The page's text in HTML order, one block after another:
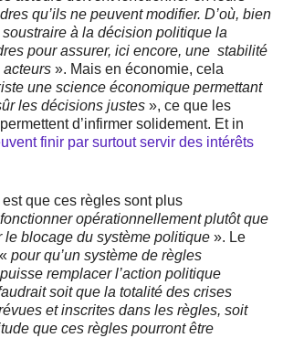
qu’ils ne peuvent modifier. D’où, bien
soustraire à la décision politique la
pour assurer, ici encore, une stabilité
». Mais en économie, cela
une science économique permettant
les décisions justes », ce que les
d’infirmer solidement. Et in
finir par surtout servir des intérêts
que ces règles sont plus
opérationnellement plutôt que
le blocage du système politique ». Le
pour qu’un système de règles
remplacer l’action politique
soit que la totalité des crises
et inscrites dans les règles, soit
que ces règles pourront être